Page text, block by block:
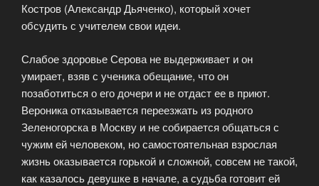
Костров (Александр Дьяченко), который хочет
обсудить с учителем свои идеи.
Слабое здоровье Серова не выдерживает и он
умирает, взяв с ученика обещание, что он
позаботиться о его дочери и не отдаст ее в приют.
Вероника отказывается переезжать из родного
Зеленогорска в Москву и не собирается общаться с
чужим ей человеком, но самостоятельная взрослая
жизнь оказывается горькой и сложной, совсем не такой,
как казалось девушке в начале, а судьба готовит ей